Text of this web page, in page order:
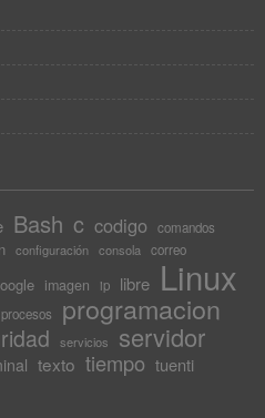
Bash c codigo
comandos
configuración consola correo
imagen ip libre Linux
procesos programacion
servicios servidor
texto tiempo tuenti